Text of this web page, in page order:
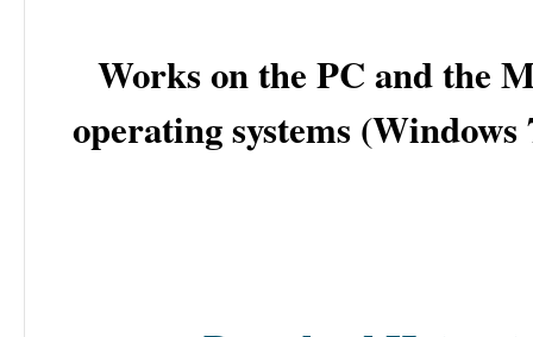
Works on the PC and the
operating systems